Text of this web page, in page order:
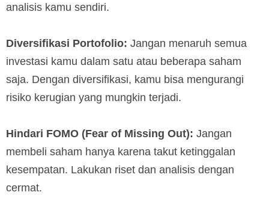
analisis kamu sendiri.
Diversifikasi Portofolio: Jangan menaruh semua
investasi kamu dalam satu atau beberapa saham
saja. Dengan diversifikasi, kamu bisa mengurangi
risiko kerugian yang mungkin terjadi.
Hindari FOMO (Fear of Missing Out): Jangan
membeli saham hanya karena takut ketinggalan
kesempatan. Lakukan riset dan analisis dengan
cermat.